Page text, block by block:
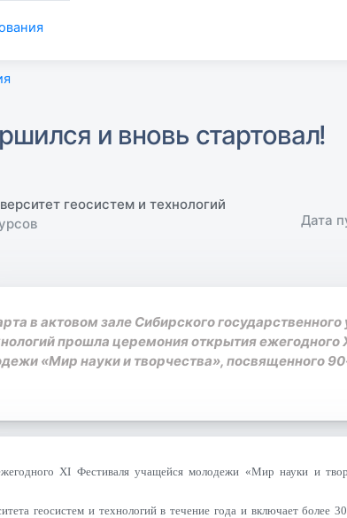
и вновь стартовал!
геосистем и технологий
Дата
в актовом зале Сибирского
прошла церемония открытия
«Мир науки и творчества», посвященного
XI Фестиваля учащейся молодежи «Мир науки и
геосистем и технологий в течение года и включает более